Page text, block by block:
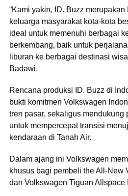
“Kami yakin, ID. Buzz
keluarga masyarakat kota-kota
ideal untuk memenuhi berbagai
berkembang, baik untuk
liburan ke berbagai destinasi
Badawi.
Rencana produksi ID. Buzz di
bukti komitmen Volkswagen
tren pasar, sekaligus mendukung
untuk mempercepat transisi
kendaraan di Tanah Air.
Dalam ajang ini Volkswagen
khusus bagi pembeli the All-New
dan Volkswagen Tiguan Allspace